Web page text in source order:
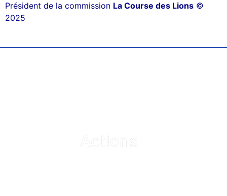
Président de la commission La Course des Lions ©
2025